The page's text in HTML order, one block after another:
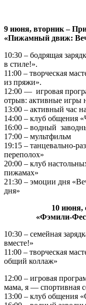
9 июня, вторник –
«Пижамный движ:
10:30 – бодрящая
в стиле!».
11:00 – творческая
из пряжи».
12:00 — игровая
отрыв: активные игры
13:00 – активный час
14:00 – клуб общения
16:00 – водный
17:00 – мультфильм
19:15 – танцевально-
переполох»
20:00 – клуб
пижамах»
21:30 – эмоции дня
дня»
10 июня,
«Фэмили-
10:30 – семейная
вместе!»
11:00 – творческая
общий коллаж»
12:00 –­ игровая
мама, я — спортивная
13:00 – клуб общения